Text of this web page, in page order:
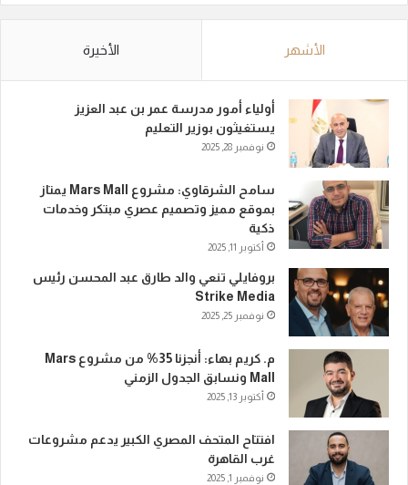
الأشهر الأخيرة
أولياء أمور مدرسة عمر بن عبد العزيز
يستغيثون بوزير التعليم
نوفمبر 28, 2025
سامح الشرقاوي: مشروع Mars Mall يمتاز
بموقع مميز وتصميم عصري مبتكر وخدمات
ذكية
أكتوبر 11, 2025
بروفايلي تنعي والد طارق عبد المحسن رئيس
Strike Media
نوفمبر 25, 2025
م. كريم بهاء: أنجزنا 35% من مشروع Mars
Mall ونسابق الجدول الزمني
أكتوبر 13, 2025
افتتاح المتحف المصري الكبير يدعم مشروعات
غرب القاهرة
نوفمبر 1, 2025